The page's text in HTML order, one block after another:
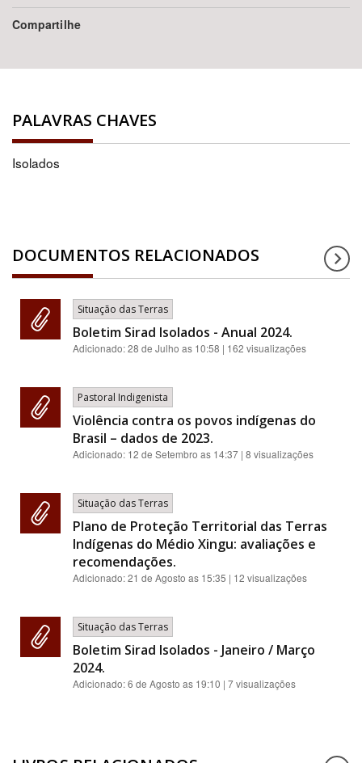
Compartilhe
PALAVRAS CHAVES
Isolados
DOCUMENTOS RELACIONADOS
Situação das Terras
Boletim Sirad Isolados - Anual 2024.
Adicionado:28 de Julho as 10:58 | 162 visualizações
Pastoral Indigenista
Violência contra os povos indígenas do
Brasil – dados de 2023.
Adicionado: 12 de Setembro as 14:37 | 8 visualizações
Situação das Terras
Plano de Proteção Territorial das Terras
Indígenas do Médio Xingu: avaliações e
recomendações.
Adicionado:21 de Agosto as 15:35 | 12 visualizações
Situação das Terras
Boletim Sirad Isolados - Janeiro / Março
2024.
Adicionado:6 de Agosto as 19:10 | 7 visualizações